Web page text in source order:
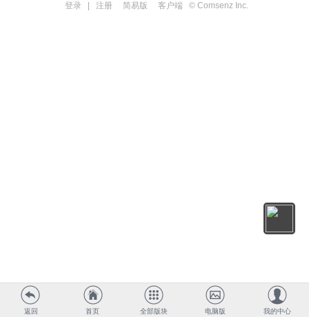
登录 注册 简易版 客户端 © Comsenz Inc.
返回 首页 全部版块 电脑版 我的中心